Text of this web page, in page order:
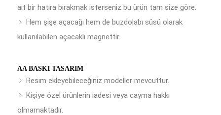
ait bir hatıra bırakmak isterseniz bu ürün tam size göre.
Hem şişe açacağı hem de buzdolabı süsü olarak
kullanılabilen açacaklı magnettir.
AA BASKI TASARIM
Resim ekleyebileceğiniz modeller mevcuttur.
Kişiye özel ürünlerin iadesi veya cayma hakkı
olmamaktadır.